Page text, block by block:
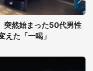
突然始まった50代男性
えた「一喝」